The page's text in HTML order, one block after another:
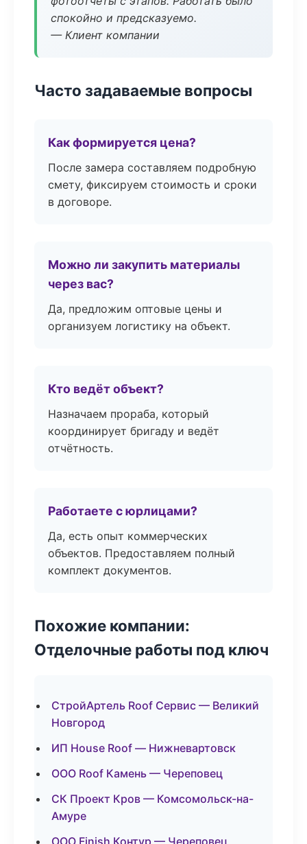
спокойно и предсказуемо.
— Клиент компании
Часто задаваемые вопросы
Как формируется цена?
После замера составляем подробную
смету, фиксируем стоимость и сроки
в договоре.
Можно ли закупить материалы
через вас?
Да, предложим оптовые цены и
организуем логистику на объект.
Кто ведёт объект?
Назначаем прораба, который
координирует бригаду и ведёт
отчётность.
Работаете с юрлицами?
Да, есть опыт коммерческих
объектов. Предоставляем полный
комплект документов.
Похожие компании:
Отделочные работы под ключ
СтройАртель Roof Сервис — Великий
Новгород
ИП House Roof — Нижневартовск
ООО Roof Камень — Череповец
СК Проект Кров — Комсомольск-на-
Амуре
ООО Finish Контур — Череповец